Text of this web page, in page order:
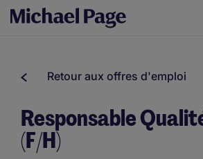
Retour aux offres d'emploi
Responsable
(F/H)